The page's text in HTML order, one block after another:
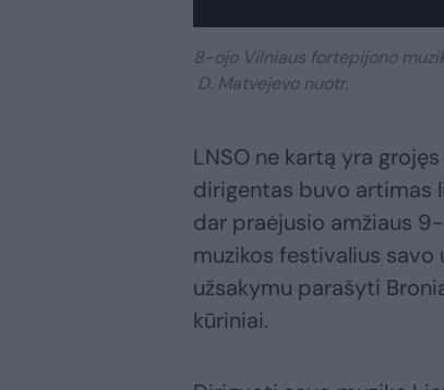
8-ojo Vilniaus fortepijono
D. Matvejevo nuotr.
LNSO ne kartą yra
dirigentas buvo artimas
dar praėjusio amžiaus
muzikos festivalius savo
užsakymu parašyti
kūriniai.